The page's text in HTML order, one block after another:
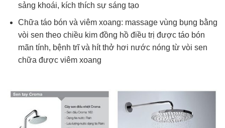
sảng khoái, kích thích sự sáng tạo
Chữa táo bón và viêm xoang: massage vùng bụng bằng
vòi sen theo chiều kim đồng hồ điều trị được táo bón
mãn tính, bệnh trĩ và hít thở hơi nước nóng từ vòi sen
chữa được viêm xoang